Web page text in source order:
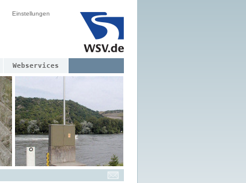
Einstellungen
Webservices